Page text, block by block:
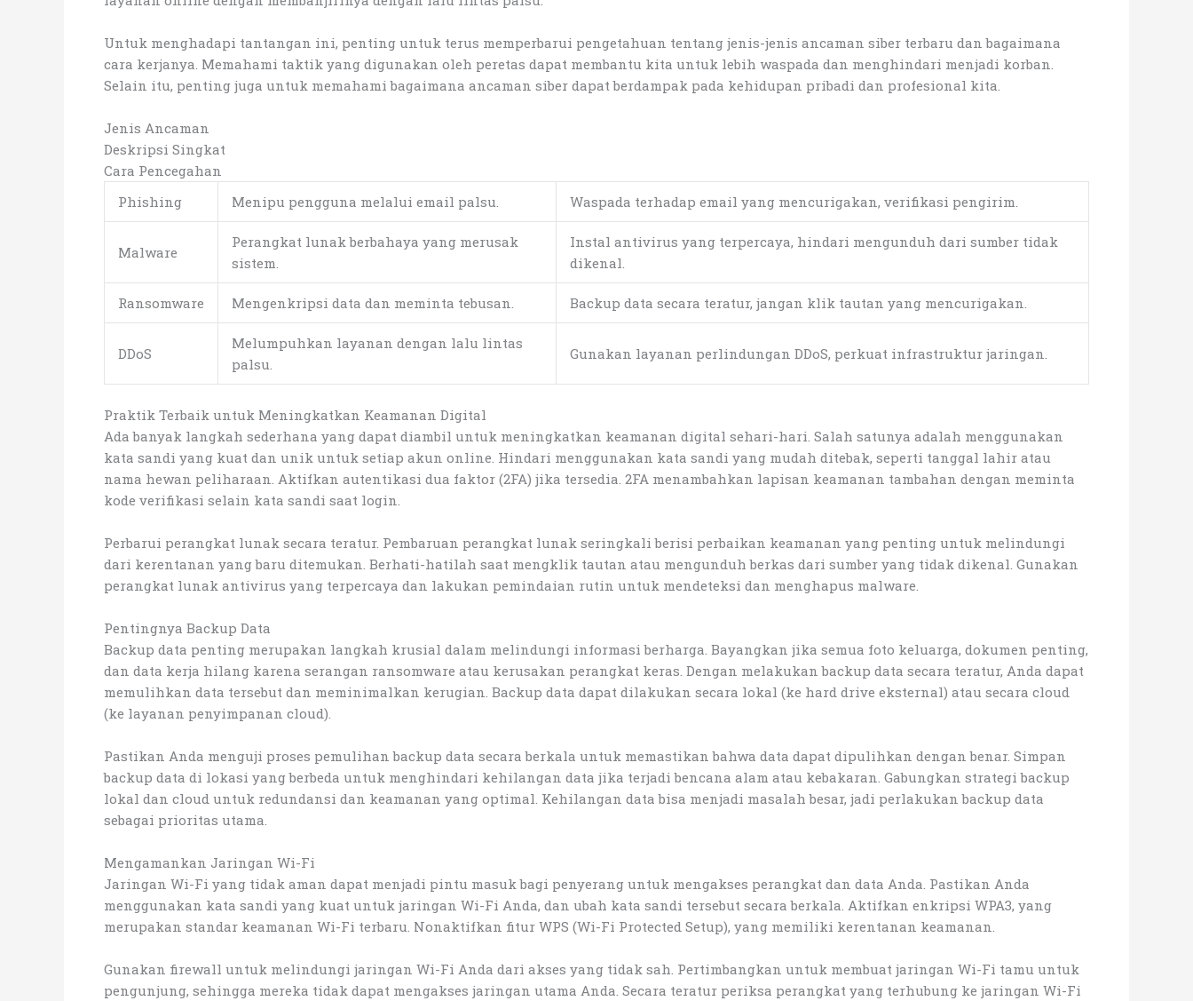
Untuk menghadapi tantangan ini, penting untuk terus memperbarui pengetahuan tentang jenis-jenis ancaman siber terbaru dan bagaimana
cara kerjanya. Memahami taktik yang digunakan oleh peretas dapat membantu kita untuk lebih waspada dan menghindari menjadi korban.
Selain itu, penting juga untuk memahami bagaimana ancaman siber dapat berdampak pada kehidupan pribadi dan profesional kita.
Jenis Ancaman
Deskripsi Singkat
Cara Pencegahan
Phishing
Menipu pengguna melalui email palsu. Waspada terhadap email yang mencurigakan, verifikasi pengirim.
Malware
Perangkat lunak berbahaya yang merusak
sistem.
Instal antivirus yang terpercaya, hindari mengunduh dari sumber tidak
dikenal.
Ransomware Mengenkripsi data dan meminta tebusan. Backup data secara teratur, jangan klik tautan yang mencurigakan.
DDoS
Melumpuhkan layanan dengan lalu lintas
palsu.
Gunakan layanan perlindungan DDoS, perkuat infrastruktur jaringan.
Praktik Terbaik untuk Meningkatkan Keamanan Digital
Ada banyak langkah sederhana yang dapat diambil untuk meningkatkan keamanan digital sehari-hari. Salah satunya adalah menggunakan
kata sandi yang kuat dan unik untuk setiap akun online. Hindari menggunakan kata sandi yang mudah ditebak, seperti tanggal lahir atau
nama hewan peliharaan. Aktifkan autentikasi dua faktor (2FA) jika tersedia. 2FA menambahkan lapisan keamanan tambahan dengan meminta
kode verifikasi selain kata sandi saat login.
Perbarui perangkat lunak secara teratur. Pembaruan perangkat lunak seringkali berisi perbaikan keamanan yang penting untuk melindungi
dari kerentanan yang baru ditemukan. Berhati-hatilah saat mengklik tautan atau mengunduh berkas dari sumber yang tidak dikenal. Gunakan
perangkat lunak antivirus yang terpercaya dan lakukan pemindaian rutin untuk mendeteksi dan menghapus malware.
Pentingnya Backup Data
Backup data penting merupakan langkah krusial dalam melindungi informasi berharga. Bayangkan jika semua foto keluarga, dokumen penting,
dan data kerja hilang karena serangan ransomware atau kerusakan perangkat keras. Dengan melakukan backup data secara teratur, Anda dapat
memulihkan data tersebut dan meminimalkan kerugian. Backup data dapat dilakukan secara lokal (ke hard drive eksternal) atau secara cloud
(ke layanan penyimpanan cloud).
Pastikan Anda menguji proses pemulihan backup data secara berkala untuk memastikan bahwa data dapat dipulihkan dengan benar. Simpan
backup data di lokasi yang berbeda untuk menghindari kehilangan data jika terjadi bencana alam atau kebakaran. Gabungkan strategi backup
lokal dan cloud untuk redundansi dan keamanan yang optimal. Kehilangan data bisa menjadi masalah besar, jadi perlakukan backup data
sebagai prioritas utama.
Mengamankan Jaringan Wi-Fi
Jaringan Wi-Fi yang tidak aman dapat menjadi pintu masuk bagi penyerang untuk mengakses perangkat dan data Anda. Pastikan Anda
menggunakan kata sandi yang kuat untuk jaringan Wi-Fi Anda, dan ubah kata sandi tersebut secara berkala. Aktifkan enkripsi WPA3, yang
merupakan standar keamanan Wi-Fi terbaru. Nonaktifkan fitur WPS (Wi-Fi Protected Setup), yang memiliki kerentanan keamanan.
Gunakan firewall untuk melindungi jaringan Wi-Fi Anda dari akses yang tidak sah. Pertimbangkan untuk membuat jaringan Wi-Fi tamu untuk
pengunjung, sehingga mereka tidak dapat mengakses jaringan utama Anda. Secara teratur periksa perangkat yang terhubung ke jaringan Wi-Fi